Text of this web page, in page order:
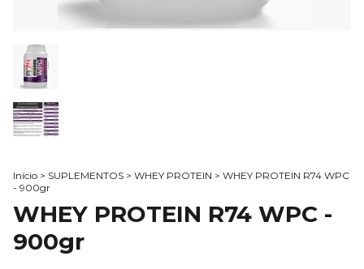
Início > SUPLEMENTOS > WHEY PROTEIN > WHEY PROTEIN R74 WPC
- 900gr
WHEY PROTEIN R74 WPC -
900gr